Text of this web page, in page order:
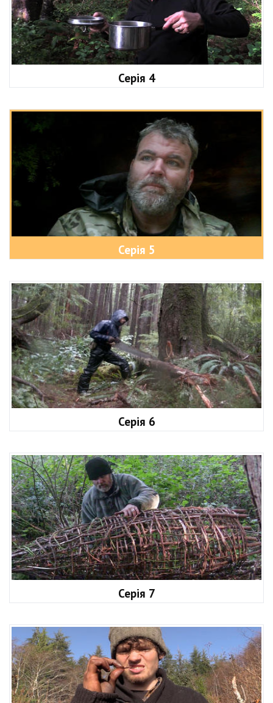
Серія 4
Серія 5
Серія 6
Серія 7